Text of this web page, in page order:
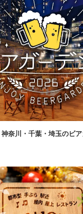
神奈川・千葉・埼玉のビ